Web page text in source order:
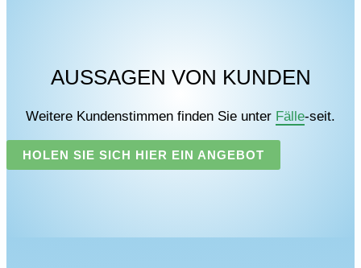
AUSSAGEN VON KUNDEN
Weitere Kundenstimmen finden Sie unter Fälle-seit.
HOLEN SIE SICH HIER EIN ANGEBOT